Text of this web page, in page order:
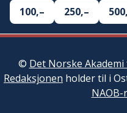
100,–
250,–
© Det Norske
Redaksjonen holder til i